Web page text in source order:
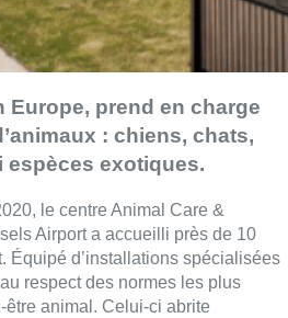
Europe, prend en charge
: chiens, chats,
espèces exotiques.
le centre Animal Care &
Airport a accueilli près de 10
Équipé d’installations spécialisées
respect des normes les plus
animal. Celui-ci abrite